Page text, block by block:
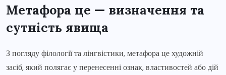
Метафора це — визначення та
сутність явища
З погляду філології та лінгвістики, метафора це художній
засіб, який полягає у перенесенні ознак, властивостей або дій